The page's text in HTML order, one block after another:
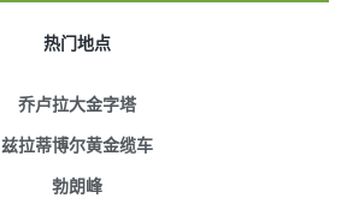
热门地点
乔卢拉大金字塔
兹拉蒂博尔黄金缆车
勃朗峰